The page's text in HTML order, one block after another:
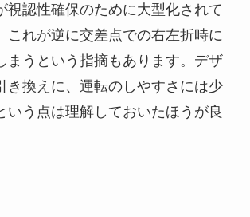
視認性確保のために大型化されて
これが逆に交差点での右左折時に
まうという指摘もあります。デザ
き換えに、運転のしやすさには少
いう点は理解しておいたほうが良